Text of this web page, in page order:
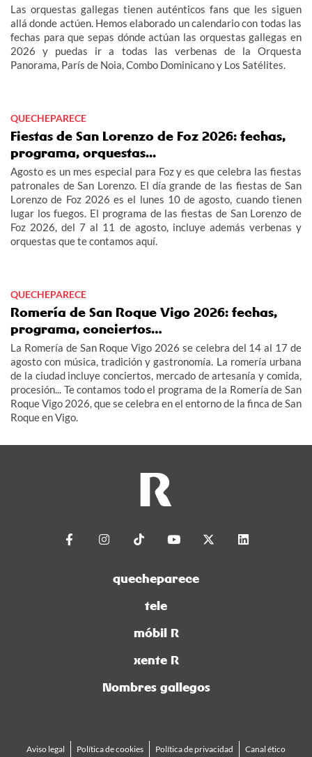
Las orquestas gallegas tienen auténticos fans que les siguen
allá donde actúen. Hemos elaborado un calendario con todas las
fechas para que sepas dónde actúan las orquestas gallegas en
2026 y puedas ir a todas las verbenas de la Orquesta
Panorama, París de Noia, Combo Dominicano y Los Satélites.
QUECHEPARECE
Fiestas de San Lorenzo de Foz 2026: fechas,
programa, orquestas...
Agosto es un mes especial para Foz y es que celebra las fiestas
patronales de San Lorenzo. El día grande de las fiestas de San
Lorenzo de Foz 2026 es el lunes 10 de agosto, cuando tienen
lugar los fuegos. El programa de las fiestas de San Lorenzo de
Foz 2026, del 7 al 11 de agosto, incluye además verbenas y
orquestas que te contamos aquí.
QUECHEPARECE
Romería de San Roque Vigo 2026: fechas,
programa, conciertos…
La Romería de San Roque Vigo 2026 se celebra del 14 al 17 de
agosto con música, tradición y gastronomía. La romería urbana
de la ciudad incluye conciertos, mercado de artesanía y comida,
procesión... Te contamos todo el programa de la Romería de San
Roque Vigo 2026, que se celebra en el entorno de la finca de San
Roque en Vigo.
quecheparece
tele
móbil R
xente R
Nombres gallegos
Aviso legal Política de cookies Política de privacidad Canal ético